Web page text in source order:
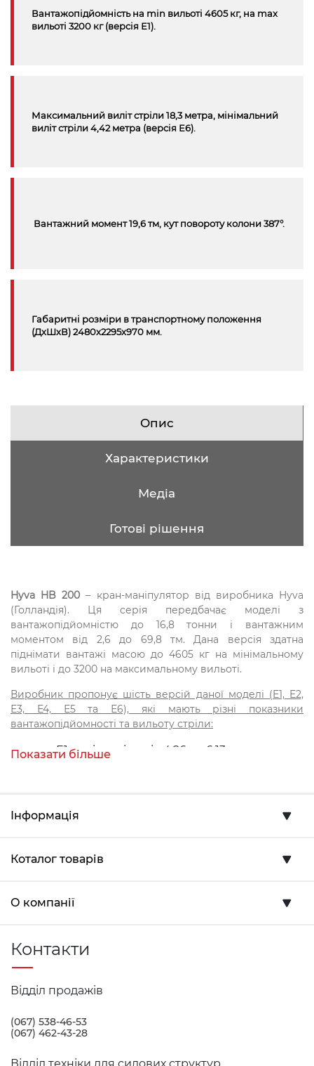
Вантажопідйомність на min вильоті 4605 кг, на max
вильоті 3200 кг (версiя Е1).
Максимальний виліт стріли 18,3 метра, мінімальний
виліт стріли 4,42 метра (версiя Е6).
Вантажний момент 19,6 тм, кут повороту колони 387°.
Габаритні розміри в транспортному положення
(ДхШхВ) 2480x2295x970 мм.
Опис
Характеристики
Медіа
Готові рішення
Hyva HB 200 – кран-маніпулятор від виробника Hyva
(Голландія). Ця серія передбачає моделі з
вантажопідйомністю до 16,8 тонни і вантажним
моментом від 2,6 до 69,8 тм. Дана версія здатна
піднімати вантажі масою до 4605 кг на мінімальному
вильоті і до 3200 на максимальному вильоті.
Виробник пропонує шість версій даної моделі (E1, E2,
Е3, Е4, Е5 та Е6), які мають різні показники
вантажопідйомності та вильоту стріли:
E1 виліт стріли від 4,26 до 6,13 метра.
E2 виліт стріли від 4,26 до 8 метра.
Вантажопідйомність на мінімальному
Вантажопідйомність на мінімальному
E5 виліт стріли від 4,35 до 18,3 метра.
вильоті 4090 кг, на максимальному 550 кг;
E6 виліт стріли від 4,42 до 18,3 метра.
Показати більше
Інформація
Коталог товарів
О компанії
Контакти
Відділ продажів
(067) 538-46-53
(067) 462-43-28
Відділ техніки для силових структур